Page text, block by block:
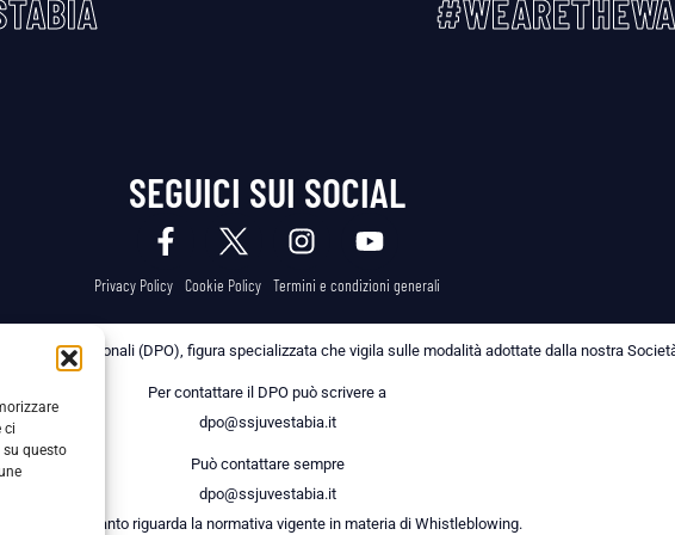
ci
questo
SEGUICI SUI SOCIAL
Privacy Policy Cookie Policy Termini e condizioni generali
dei Dati Personali (DPO), figura specializzata che vigila sulle modalità adottate dalla nostra
Per contattare il DPO può scrivere a
dpo@ssjuvestabia.it
Può contattare sempre
dpo@ssjuvestabia.it
anche per quanto riguarda la normativa vigente in materia di Whistleblowing.